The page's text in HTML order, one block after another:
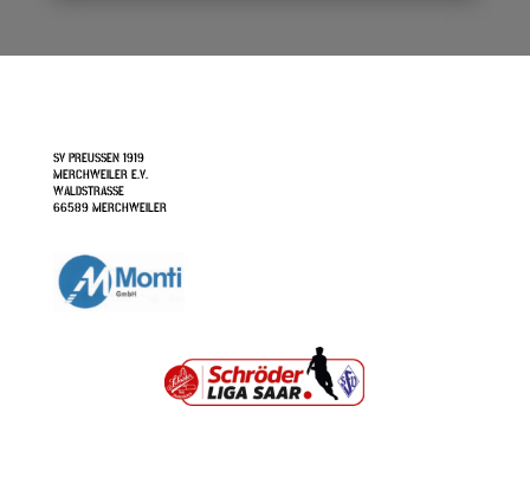
SV PREUSSEN 1919
MERCHWEILER E.V.
WALDSTRASSE
66589 MERCHWEILER